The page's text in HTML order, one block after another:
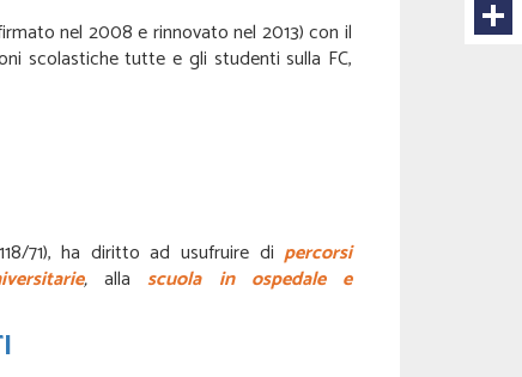
nel 2008 e rinnovato nel 2013) con il
scolastiche tutte e gli studenti sulla FC,
71), ha diritto ad usufruire dipercorsi
,alla scuola in ospedale e